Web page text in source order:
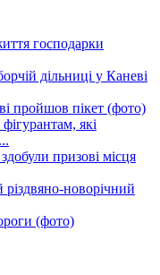
господарки
дільниці у Каневі
пройшов пікет (фото)
які
призові місця
новорічний
(фото)